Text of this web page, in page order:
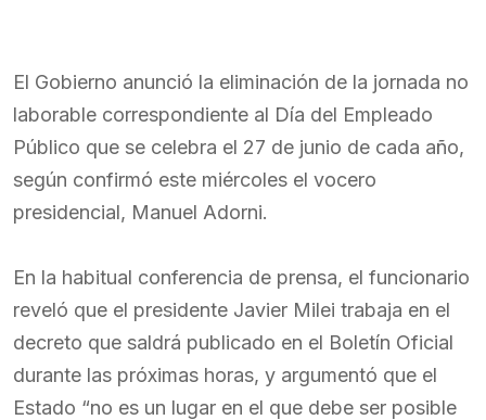
El Gobierno anunció la eliminación de la jornada no
laborable correspondiente al Día del Empleado
Público que se celebra el 27 de junio de cada año,
según confirmó este miércoles el vocero
presidencial, Manuel Adorni.
En la habitual conferencia de prensa, el funcionario
reveló que el presidente Javier Milei trabaja en el
decreto que saldrá publicado en el Boletín Oficial
durante las próximas horas, y argumentó que el
Estado “no es un lugar en el que debe ser posible